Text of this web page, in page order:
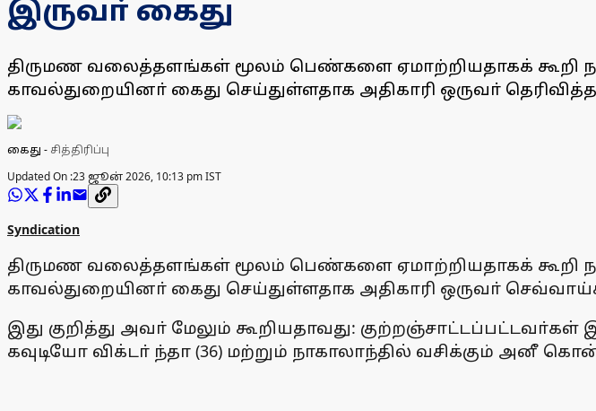
இருவா் கைது
திருமண வலைத்தளங்கள் மூலம் பெண்களை ஏமாற்றியதாகக் கூறி
காவல்துறையினா் கைது செய்துள்ளதாக அதிகாரி ஒருவா்
கைது - சித்திரிப்பு
Updated On :23 ஜூன் 2026, 10:13 pm IST
Syndication
திருமண வலைத்தளங்கள் மூலம் பெண்களை ஏமாற்றியதாகக் கூறி
காவல்துறையினா் கைது செய்துள்ளதாக அதிகாரி ஒருவா்
இது குறித்து அவா் மேலும் கூறியதாவது:
கவுடியோ விக்டா் ந்தா (36) மற்றும் நாகாலாந்தில் வசிக்கும் அனீ